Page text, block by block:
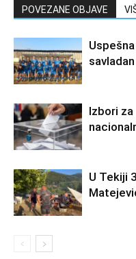
POVEZANE OBJAVE
Izbori
U Tekiji